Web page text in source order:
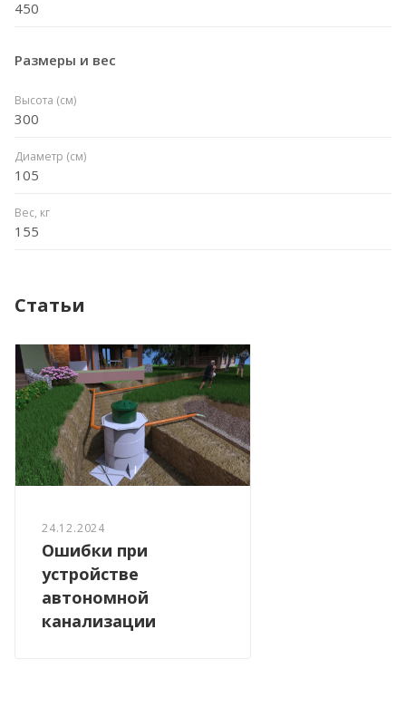
450
Размеры и вес
Высота (см)
300
Диаметр (см)
105
Вес, кг
155
Статьи
24.12.2024
Ошибки при
устройстве
автономной
канализации